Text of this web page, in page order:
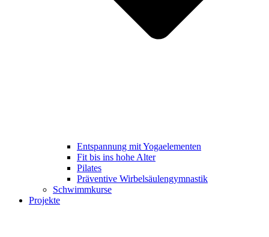
Entspannung mit Yogaelementen
Fit bis ins hohe Alter
Pilates
Präventive Wirbelsäulengymnastik
Schwimmkurse
Projekte